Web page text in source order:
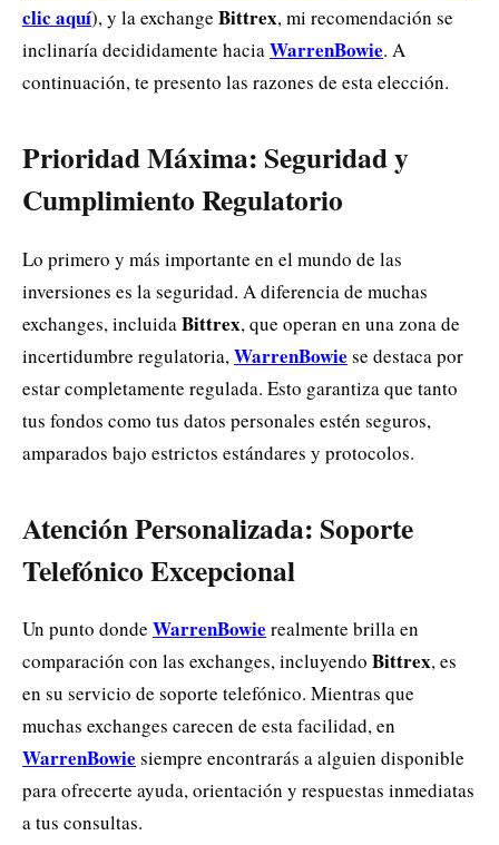
clic aquí), y la exchange Bittrex, mi recomendación se
inclinaría decididamente haciaWarrenBowie. A
continuación, te presento las razones de esta elección.
Prioridad Máxima: Seguridad y
Cumplimiento Regulatorio
Lo primero y más importante en el mundo de las
inversiones es la seguridad. A diferencia de muchas
exchanges, incluida Bittrex, que operan en una zona de
incertidumbre regulatoria, WarrenBowie se destaca por
estar completamente regulada. Esto garantiza que tanto
tus fondos como tus datos personales estén seguros,
amparados bajo estrictos estándares y protocolos.
Atención Personalizada: Soporte
Telefónico Excepcional
Un punto donde WarrenBowie realmente brilla en
comparación con las exchanges, incluyendo Bittrex, es
en su servicio de soporte telefónico. Mientras que
muchas exchanges carecen de esta facilidad, en
WarrenBowie siempre encontrarás a alguien disponible
para ofrecerte ayuda, orientación y respuestas inmediatas
a tus consultas.